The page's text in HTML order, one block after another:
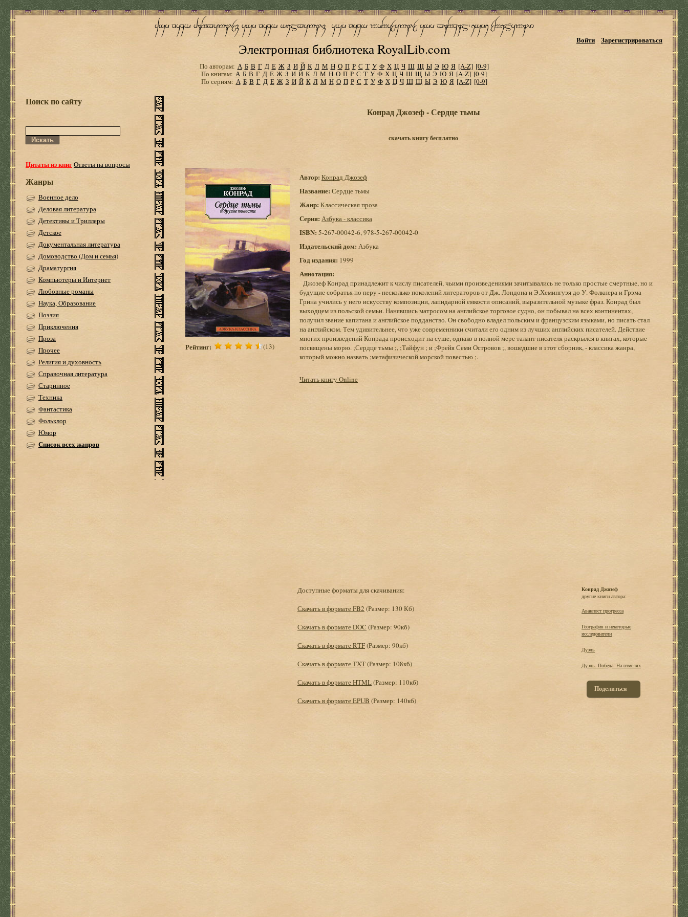
Электронная библиотека RoyalLib.com
Войти Зарегистрироваться
По авторам: А Б В Г Д Е Ж З И Й К Л М Н О П Р С Т У Ф Х Ц Ч Ш Щ Ы Э Ю Я [A-Z] [0-9]
По книгам: А Б В Г Д Е Ж З И Й К Л М Н О П Р С Т У Ф Х Ц Ч Ш Щ Ы Э Ю Я [A-Z] [0-9]
По сериям: А Б В Г Д Е Ж З И Й К Л М Н О П Р С Т У Ф Х Ц Ч Ш Щ Ы Э Ю Я [A-Z] [0-9]
Поиск по сайту
Цитаты из книгОтветы на вопросы
Жанры
Военное дело
Деловая литература
Детективы и Триллеры
Детское
Документальная литература
Домоводство (Дом и семья)
Драматургия
Компьютеры и Интернет
Любовные романы
Наука, Образование
Поэзия
Приключения
Проза
Прочее
Религия и духовность
Справочная литература
Старинное
Техника
Фантастика
Фольклор
Юмор
Список всех жанров
Конрад Джозеф - Сердце тьмы
скачать книгу бесплатно
Рейтинг: (13)
Автор: Конрад Джозеф
Название: Сердце тьмы
Жанр: Классическая проза
Серия: Азбука - классика
ISBN: 5-267-00042-6, 978-5-267-00042-0
Издательский дом: Азбука
Год издания: 1999
Аннотация:
Джозеф Конрад принадлежит к числу писателей, чьими произведениями зачитывались не только простые смертные, но и
будущие собратья по перу - несколько поколений литераторов от Дж. Лондона и Э.Хемингуэя до У. Фолкнера и Грэма
Грина учились у него искусству композиции, лапидарной емкости описаний, выразительной музыке фраз. Конрад был
выходцем из польской семьи. Нанявшись матросом на английское торговое судно, он побывал на всех континентах,
получил звание капитана и английское подданство. Он свободно владел польским и французским языками, но писать стал
на английском. Тем удивительнее, что уже современники считали его одним из лучших английских писателей. Действие
многих произведений Конрада происходит на суше, однако в полной мере талант писателя раскрылся в книгах, которые
посвящены морю. ;Сердце тьмы ;, ;Тайфун ; и ;Фрейя Семи Островов ;, вошедшие в этот сборник, - классика жанра,
который можно назвать ;метафизической морской повестью ;.
Читать книгу Online
Доступные форматы для скачивания:
Скачать в формате FB2 (Размер: 130 Кб)
Скачать в формате DOC (Размер: 90кб)
Скачать в формате RTF(Размер: 90кб)
Скачать в формате TXT(Размер: 108кб)
Скачать в формате HTML(Размер: 110кб)
Скачать в формате EPUB (Размер: 140кб)
Конрад Джозеф
другие книги автора:
Аванпост прогресса
География и некоторые
исследователи
Дуэль
Дуэль. Победа. На отмелях
Поделиться